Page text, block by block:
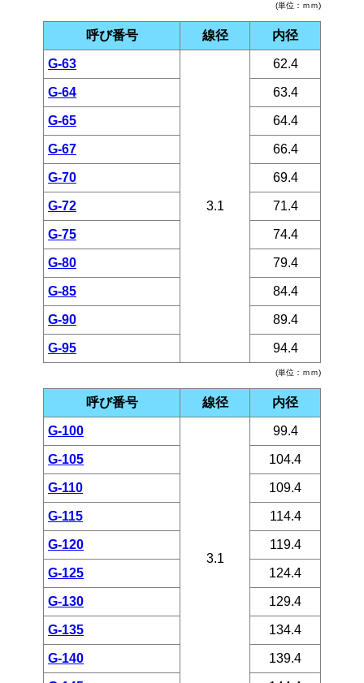
(単位：ｍｍ)
(単位：ｍｍ)
呼び番号 線径 内径
G-63
3.1
62.4
G-64 63.4
G-65 64.4
G-67 66.4
G-70 69.4
G-72 71.4
G-75 74.4
G-80 79.4
G-85 84.4
G-90 89.4
G-95 94.4
呼び番号 線径 内径
G-100
3.1
99.4
G-105 104.4
G-110 109.4
G-115 114.4
G-120 119.4
G-125 124.4
G-130 129.4
G-135 134.4
G-140 139.4